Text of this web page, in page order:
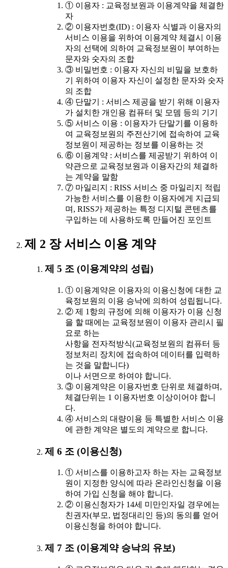
① 이용자 : 교육정보원과 이용계약을 체결한
자
② 이용자번호(ID) : 이용자 식별과 이용자의
서비스 이용을 위하여 이용계약 체결시 이용
자의 선택에 의하여 교육정보원이 부여하는
문자와 숫자의 조합
③ 비밀번호 : 이용자 자신의 비밀을 보호하
기 위하여 이용자 자신이 설정한 문자와 숫자
의 조합
④ 단말기 : 서비스 제공을 받기 위해 이용자
가 설치한 개인용 컴퓨터 및 모뎀 등의 기기
⑤ 서비스 이용 : 이용자가 단말기를 이용하
여 교육정보원의 주전산기에 접속하여 교육
정보원이 제공하는 정보를 이용하는 것
⑥ 이용계약 : 서비스를 제공받기 위하여 이
약관으로 교육정보원과 이용자간의 체결하
는 계약을 말함
⑦ 마일리지 : RISS 서비스 중 마일리지 적립
가능한 서비스를 이용한 이용자에게 지급되
며, RISS가 제공하는 특정 디지털 콘텐츠를
구입하는 데 사용하도록 만들어진 포인트
제 2 장 서비스 이용 계약
제 5 조 (이용계약의 성립)
① 이용계약은 이용자의 이용신청에 대한 교
육정보원의 이용 승낙에 의하여 성립됩니다.
② 제 1항의 규정에 의해 이용자가 이용 신청
을 할 때에는 교육정보원이 이용자 관리시 필
요로 하는
사항을 전자적방식(교육정보원의 컴퓨터 등
정보처리 장치에 접속하여 데이터를 입력하
는 것을 말합니다)
이나 서면으로 하여야 합니다.
③ 이용계약은 이용자번호 단위로 체결하며,
체결단위는 1 이용자번호 이상이어야 합니
다.
④ 서비스의 대량이용 등 특별한 서비스 이용
에 관한 계약은 별도의 계약으로 합니다.
제 6 조 (이용신청)
① 서비스를 이용하고자 하는 자는 교육정보
원이 지정한 양식에 따라 온라인신청을 이용
하여 가입 신청을 해야 합니다.
② 이용신청자가 14세 미만인자일 경우에는
친권자(부모, 법정대리인 등)의 동의를 얻어
이용신청을 하여야 합니다.
제 7 조 (이용계약 승낙의 유보)